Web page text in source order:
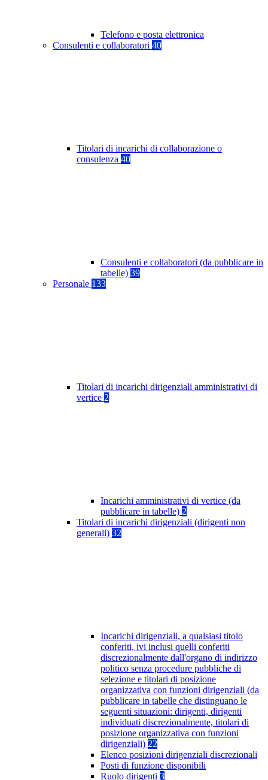
Telefono e posta elettronica
Consulenti e collaboratori 40
Titolari di incarichi di collaborazione o
consulenza 40
Consulenti e collaboratori (da pubblicare in
tabelle) 39
Personale 133
Titolari di incarichi dirigenziali amministrativi di
vertice 2
Incarichi amministrativi di vertice (da
pubblicare in tabelle) 2
Titolari di incarichi dirigenziali (dirigenti non
generali) 32
Incarichi dirigenziali, a qualsiasi titolo
conferiti, ivi inclusi quelli conferiti
discrezionalmente dall'organo di indirizzo
politico senza procedure pubbliche di
selezione e titolari di posizione
organizzativa con funzioni dirigenziali (da
pubblicare in tabelle che distinguano le
seguenti situazioni: dirigenti, dirigenti
individuati discrezionalmente, titolari di
posizione organizzativa con funzioni
dirigenziali) 22
Elenco posizioni dirigenziali discrezionali
Posti di funzione disponibili
Ruolo dirigenti 3